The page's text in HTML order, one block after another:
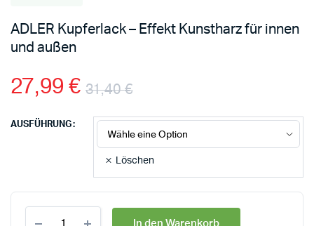
ADLER Kupferlack – Effekt Kunstharz für innen
und außen
31,40€
27,99€
AUSFÜHRUNG
Löschen
In den Warenkorb